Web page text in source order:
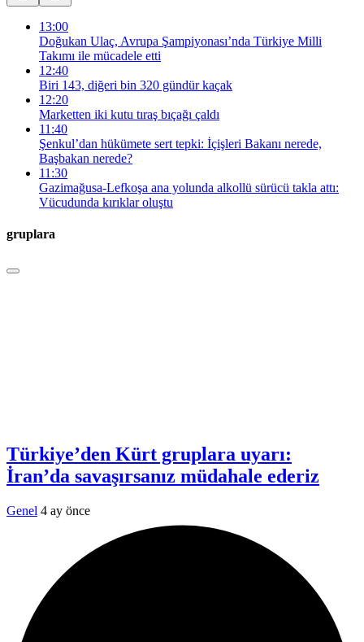
13:00
Doğukan Ulaç, Avrupa Şampiyonası’nda Türkiye Milli
Takımı ile mücadele etti
12:40
Biri 143, diğeri bin 320 gündür kaçak
12:20
Marketten iki kutu tıraş bıçağı çaldı
11:40
Şenkul’dan hükümete sert tepki: İçişleri Bakanı nerede,
Başbakan nerede?
11:30
Gazimağusa-Lefkoşa ana yolunda alkollü sürücü takla attı:
Vücudunda kırıklar oluştu
gruplara
Türkiye’den Kürt gruplara uyarı:
İran’da savaşırsanız müdahale ederiz
Genel 4 ay önce